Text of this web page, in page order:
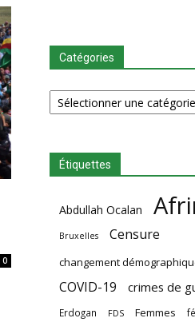
0
Catégories
Catégories
Étiquettes
Abdullah Ocalan
Bruxelles Censure
changement
COVID-19 crimes de
Erdogan FDS Femmes